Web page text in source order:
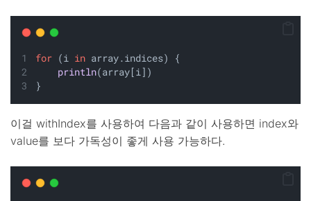
for (i in array.indices) {
println(array[i])
}
이걸 withIndex를 사용하여 다음과 같이 사용하면 index와
value를 보다 가독성이 좋게 사용 가능하다.